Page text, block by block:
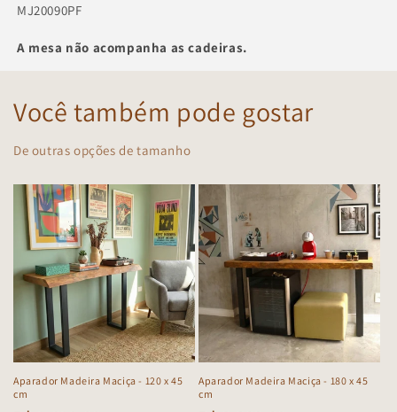
SKU:
MJ20090PF
A mesa não acompanha as cadeiras.
Você também pode gostar
De outras opções de tamanho
Aparador Madeira Maciça - 120 x 45
cm
Aparador Madeira Maciça - 180 x 45
cm